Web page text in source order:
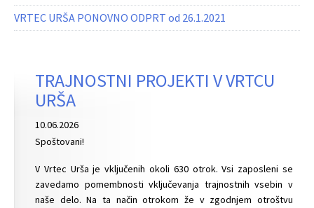
VRTEC URŠA PONOVNO ODPRT od 26.1.2021
TRAJNOSTNI PROJEKTI V VRTCU
URŠA
10.06.2026
Spoštovani!
V Vrtec Urša je vključenih okoli 630 otrok. Vsi zaposleni se
zavedamo pomembnosti vključevanja trajnostnih vsebin v
naše delo. Na ta način otrokom že v zgodnjem otroštvu